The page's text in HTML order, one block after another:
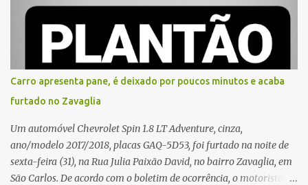
proximidades. Ainda conforme o registro policial, a vítima relatou
que, ao receber a entrega, voltou a ser ofendida com palavras de
baixo calão e insultos. Ela informou à Polícia Civil que mora
sozinha e que se sentiu ameaçada, coagida e humilhada com a
situação. Fonte: São Carlos Agora
Carro apresenta pane, é deixado por poucos minutos e acaba
furtado no Zavaglia
Um automóvel Chevrolet Spin 1.8 LT Adventure, cinza,
ano/modelo 2017/2018, placas GAQ-5D53, foi furtado na noite de
sexta-feira (31), na Rua Julia Paixão David, no bairro Zavaglia, em
São Carlos. De acordo com o boletim de ocorrência, o motorista